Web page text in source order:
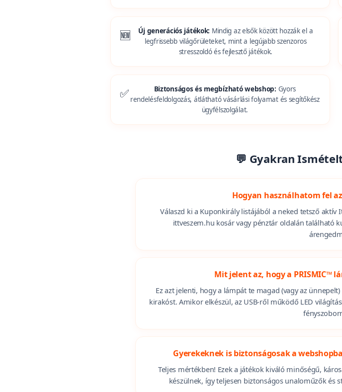
🏆Kizárólagos forgalmazói kínálat:Olyan nemzetközi sikereket
és díjnyertes termékeket találsz meg náluk (mint a PRISMIC™
lámpák), amelyek sehol máshol nem kaphatók a régióban.
🆕 Új generációs játékok:Mindig az elsők között hozzák el a
legfrissebb világőrületeket, mint a legújabb szenzoros
stresszoldó és fejlesztő játékok.
ügyfélszolgálat.
💬 Gyakran
Hogyan használhatom fel
Válaszd ki a Kuponkirály listájából a neked tetsző
Mit jelent az, hogy a PRISMIC™
Ez azt jelenti, hogy a lámpát te magad (vagy az